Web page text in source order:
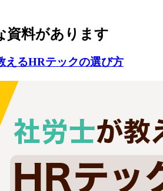
資料があります
えるHRテックの選び方